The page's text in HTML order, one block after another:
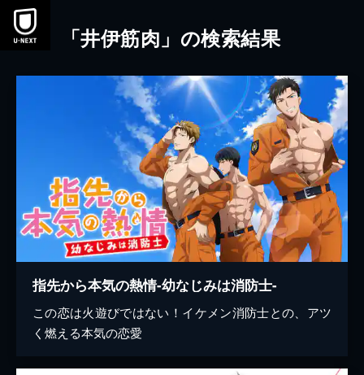
本文へスキップ
「井伊筋肉」の検索結果
指先から本気の熱情-幼なじみは消防士-
この恋は火遊びではない！イケメン消防士との、アツ
く燃える本気の恋愛